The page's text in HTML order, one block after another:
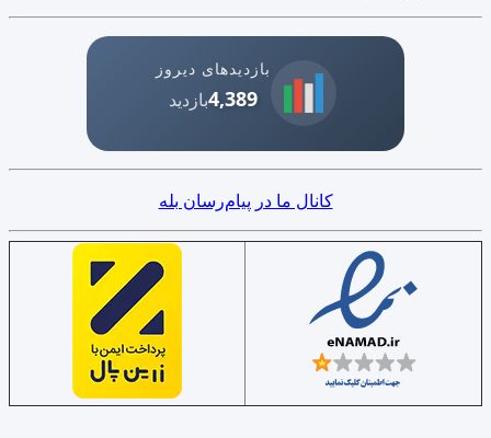
بازدیدهای دیروز
4,389بازدید
کانال ما در پیام‌رسان بله